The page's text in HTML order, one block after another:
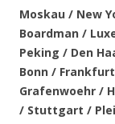
Moskau / New
Boardman /
Peking / Den
Bonn /
Grafenwoehr /
/ Stuttgart /